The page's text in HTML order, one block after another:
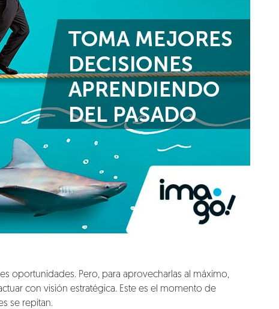
oportunidades. Pero, para aprovecharlas al máximo,
con visión estratégica. Este es el momento de
se repitan.